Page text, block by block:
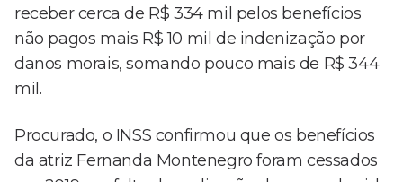
receber cerca de R$ 334 mil pelos benefícios
não pagos mais R$ 10 mil de indenização por
danos morais, somando pouco mais de R$ 344
mil.
Procurado, o INSS confirmou que os benefícios
da atriz Fernanda Montenegro foram cessados